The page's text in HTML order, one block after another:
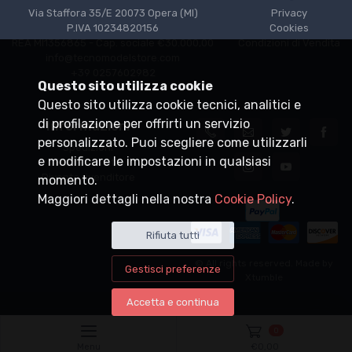
Via Staffora 35/E 20073 Opera (MI)
P.IVA 10234820156
REA MI1356865 - Cap. sociale €30.000,00
Privacy
Cookies
Condizioni di Vendita
Informazioni
Spedizioni
Punti vendita
Diventa rivenditore
Questo sito utilizza cookie
Questo sito utilizza cookie tecnici, analitici e
di profilazione per offrirti un servizio
personalizzato. Puoi scegliere come utilizzarli
e modificare le impostazioni in qualsiasi
momento.
Maggiori dettagli nella nostra Cookie Policy.
Rifiuta tutti
Gestisci preferenze
Accetta e continua